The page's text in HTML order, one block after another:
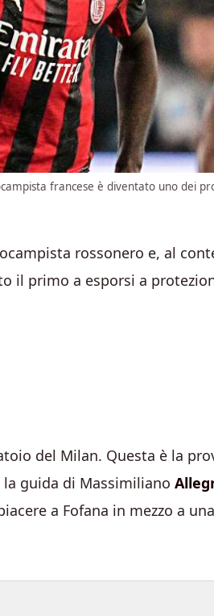
francese è diventato uno dei
rossonero e, al
il primo a esporsi a
del Milan. Questa è la
guida di Massimiliano
a Fofana in mezzo a